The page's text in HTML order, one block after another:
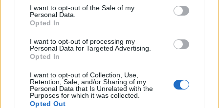
consent section.
I want to opt-out of the Sale of my
Personal Data.
Opted In
I want to opt-out of processing my
Personal Data for Targeted Advertising.
Opted In
I want to opt-out of Collection, Use,
Retention, Sale, and/or Sharing of my
Personal Data that Is Unrelated with the
Purposes for which it was collected.
Opted Out
"gazdagítására" használták, vagy éppen az állag
lazítására. Például a mákos rétesbe kifejezetten
azért tettek tököt, hogy a máktöltelék tömény
sűrűségét…